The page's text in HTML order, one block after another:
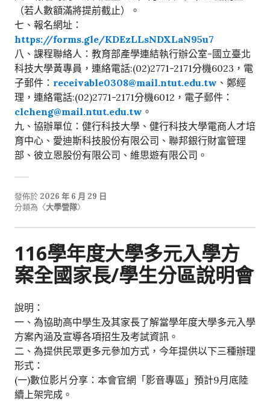
（若人數額滿將提前截止）。
七、報名網址：
https://forms.gle/KDEzLLsNDXLaN95u7
八、課程聯絡人：教育部產學連結執行辦公室-國立臺北
科技大學黃專員，連絡電話:(02)2771-2171分機6023，電
子郵件： receivable0308@mail.ntut.edu.tw 、鄭經
理，連絡電話:(02)2771-2171分機6012，電子郵件：
clcheng@mail.ntut.edu.tw 。
九、協辦單位：健行科技大學、健行科技大學電商人才培
育中心、愛迪斯科技股份有限公司、聯邦銀行財富管理
部、彼立恩股份有限公司、維思遊有限公司。
發佈於 2026 年 6 月 29 日
分類為〈大學營隊〉
116學年度大學多元入學方
案全國家長/學生分區說明會
說明：
一、為協助高中學生及其家長了解當學年度大學多元入學
方案內涵及宣導各項招生及考試資訊。
二、為提供民眾更多元參加方式，今年提供以下三種辦理
形式：
(一)數位影片分享：本會官網「影音專區」預計9月底陸
續上架完成。